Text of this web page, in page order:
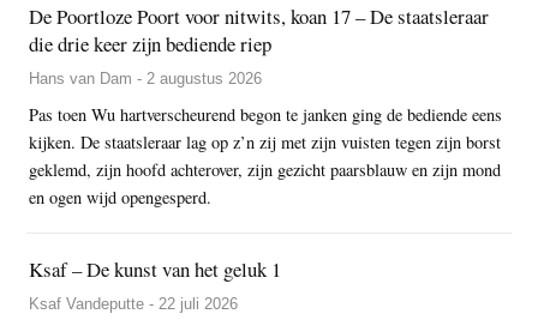
De Poortloze Poort voor nitwits, koan 17 – De staatsleraar
die drie keer zijn bediende riep
Hans van Dam - 2 augustus 2026
Pas toen Wu hartverscheurend begon te janken ging de bediende eens
kijken. De staatsleraar lag op z’n zij met zijn vuisten tegen zijn borst
geklemd, zijn hoofd achterover, zijn gezicht paarsblauw en zijn mond
en ogen wijd opengesperd.
Ksaf – De kunst van het geluk 1
Ksaf Vandeputte - 22 juli 2026